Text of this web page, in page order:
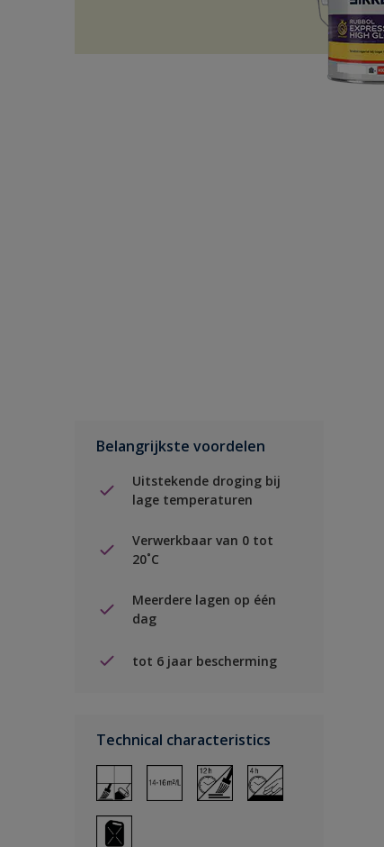
Belangrijkste voordelen
Uitstekende droging bij
lage temperaturen
Verwerkbaar van 0 tot
20˚C
Meerdere lagen op één
dag
tot 6 jaar bescherming
Technical characteristics